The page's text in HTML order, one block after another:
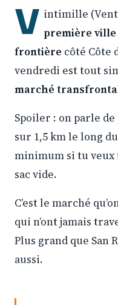
V intimille
première
frontière côté Côte
vendredi est tout
marché
Spoiler : on parle de
sur 1,5 km le long
minimum si tu veux
sac vide.
C’est le marché
qui n’ont jamais
Plus grand que San
aussi.